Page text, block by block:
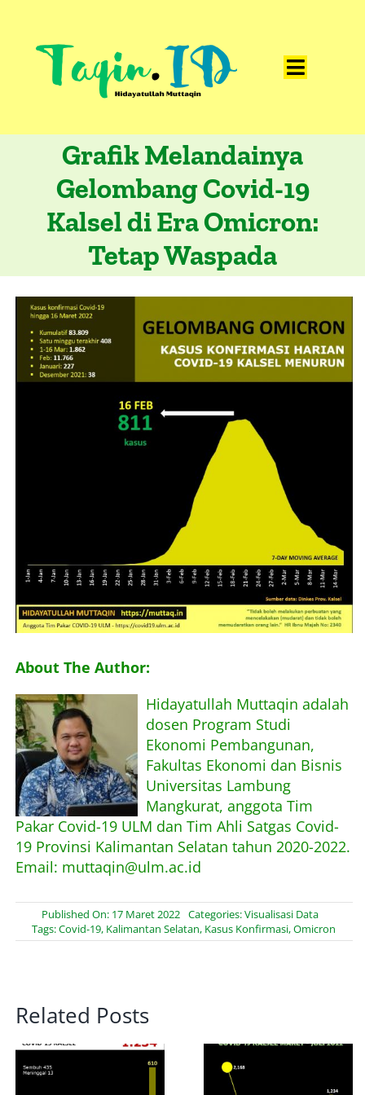
content
Toggle
Artikel
Visualisasi
Media
Grafik Melandainya
Gelombang Covid-19
Kalsel di Era Omicron:
Tetap Waspada
About The Author:
Hidayatullah Muttaqin adalah
dosen Program Studi
Ekonomi Pembangunan,
Fakultas Ekonomi dan Bisnis
Universitas Lambung
Mangkurat, anggota Tim
Pakar Covid-19 ULM dan Tim Ahli Satgas Covid-
19 Provinsi Kalimantan Selatan tahun 2020-2022.
Email: muttaqin@ulm.ac.id
Published On: 17 Maret 2022 Categories:Visualisasi Data
Tags:Covid-19, Kalimantan Selatan, Kasus Konfirmasi,Omicron
Related Posts